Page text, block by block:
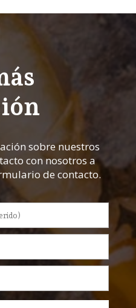
sobre nuestros
con nosotros a
de contacto.